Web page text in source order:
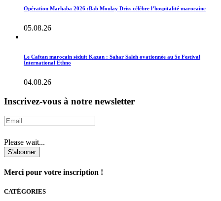
Opération Marhaba 2026 :Bab Moulay Driss célèbre l’hospitalité marocaine
05.08.26
Le Caftan marocain séduit Kazan : Sahar Saleh ovationnée au 5e Festival
International Ethno
04.08.26
Inscrivez-vous à notre newsletter
Please wait...
S'abonner
Merci pour votre inscription !
CATÉGORIES